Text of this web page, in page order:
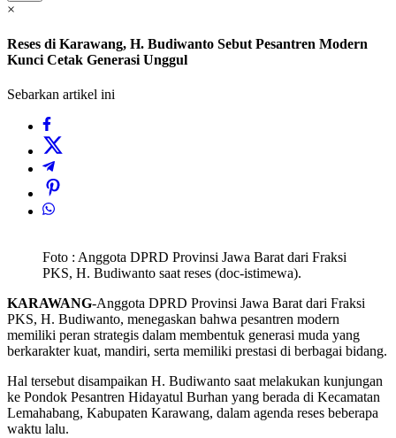
×
Reses di Karawang, H. Budiwanto Sebut Pesantren Modern
Kunci Cetak Generasi Unggul
Sebarkan artikel ini
Foto : Anggota DPRD Provinsi Jawa Barat dari Fraksi
PKS, H. Budiwanto saat reses (doc-istimewa).
KARAWANG-Anggota DPRD Provinsi Jawa Barat dari Fraksi
PKS, H. Budiwanto, menegaskan bahwa pesantren modern
memiliki peran strategis dalam membentuk generasi muda yang
berkarakter kuat, mandiri, serta memiliki prestasi di berbagai bidang.
Hal tersebut disampaikan H. Budiwanto saat melakukan kunjungan
ke Pondok Pesantren Hidayatul Burhan yang berada di Kecamatan
Lemahabang, Kabupaten Karawang, dalam agenda reses beberapa
waktu lalu.